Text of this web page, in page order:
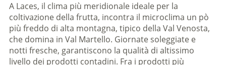
A Laces, il clima più meridionale ideale per la
coltivazione della frutta, incontra il microclima un pò
più freddo di alta montagna, tipico della Val Venosta,
che domina in Val Martello. Giornate soleggiate e
notti fresche, garantiscono la qualità di altissimo
livello dei prodotti contadini. Fra i prodotti più